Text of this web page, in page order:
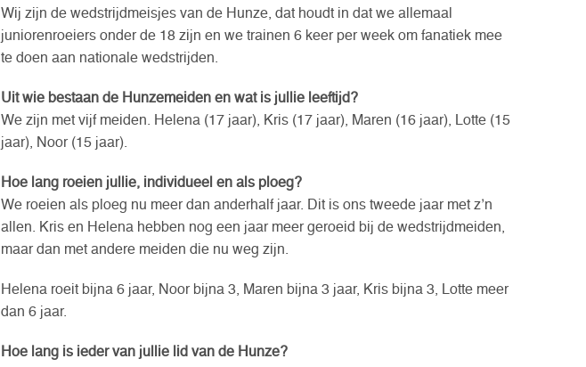
Wij zijn de wedstrijdmeisjes van de Hunze, dat houdt in dat we allemaal
juniorenroeiers onder de 18 zijn en we trainen 6 keer per week om fanatiek mee
te doen aan nationale wedstrijden.
Uit wie bestaan de Hunzemeiden en wat is jullie leeftijd?
We zijn met vijf meiden. Helena (17 jaar), Kris (17 jaar), Maren (16 jaar), Lotte (15
jaar), Noor (15 jaar).
Hoe lang roeien jullie, individueel en als ploeg?
We roeien als ploeg nu meer dan anderhalf jaar. Dit is ons tweede jaar met z’n
allen. Kris en Helena hebben nog een jaar meer geroeid bij de wedstrijdmeiden,
maar dan met andere meiden die nu weg zijn.
Helena roeit bijna 6 jaar, Noor bijna 3, Maren bijna 3 jaar, Kris bijna 3, Lotte meer
dan 6 jaar.
Hoe lang is ieder van jullie lid van de Hunze?